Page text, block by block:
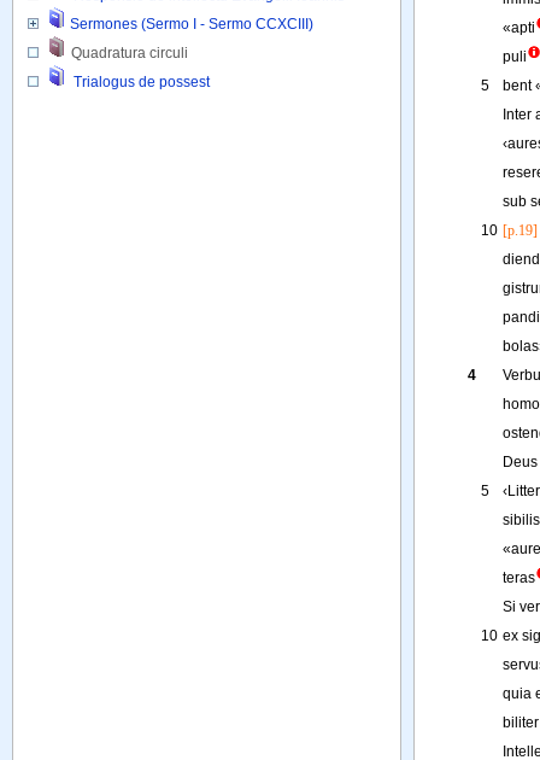
Sermones (Sermo I - Sermo CCXCIII)
Quadratura circuli
Trialogus de possest
«apti
puli
5
bent
Inter
‹
sub
10 [p.19]
bolas
4
homo
Deus
5
‹
sibilis
«
teras
Si
10 ex
quia
biliter